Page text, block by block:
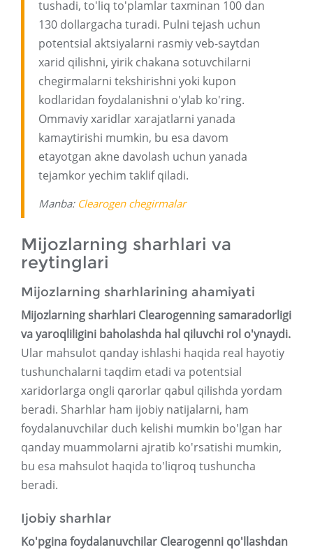
tushadi, to'liq to'plamlar taxminan 100 dan
130 dollargacha turadi. Pulni tejash uchun
potentsial aktsiyalarni rasmiy veb-saytdan
xarid qilishni, yirik chakana sotuvchilarni
chegirmalarni tekshirishni yoki kupon
kodlaridan foydalanishni o'ylab ko'ring.
Ommaviy xaridlar xarajatlarni yanada
kamaytirishi mumkin, bu esa davom
etayotgan akne davolash uchun yanada
tejamkor yechim taklif qiladi.
Manba: Clearogen chegirmalar
Mijozlarning sharhlari va
reytinglari
Mijozlarning sharhlarining ahamiyati
Mijozlarning sharhlari Clearogenning samaradorligi
va yaroqliligini baholashda hal qiluvchi rol o'ynaydi.
Ular mahsulot qanday ishlashi haqida real hayotiy
tushunchalarni taqdim etadi va potentsial
xaridorlarga ongli qarorlar qabul qilishda yordam
beradi. Sharhlar ham ijobiy natijalarni, ham
foydalanuvchilar duch kelishi mumkin bo'lgan har
qanday muammolarni ajratib ko'rsatishi mumkin,
bu esa mahsulot haqida to'liqroq tushuncha
beradi.
Ijobiy sharhlar
Ko'pgina foydalanuvchilar Clearogenni qo'llashdan